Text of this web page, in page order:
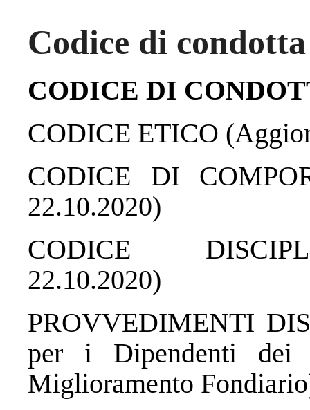
Codice di
CODICE DI
CODICE ETICO
CODICE DI
22.10.2020)
CODICE
22.10.2020)
PROVVEDIMENTI
per i Dipendenti
Miglioramento